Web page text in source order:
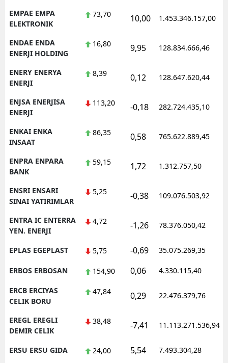
EMPAE EMPA
ELEKTRONIK
73,70 10,00 1.453.346.157,00
ENDAE ENDA
ENERJI HOLDING
16,80 9,95 128.834.666,46
ENERY ENERYA
ENERJI
8,39 0,12 128.647.620,44
ENJSA ENERJISA
ENERJI
113,20 -0,18 282.724.435,10
ENKAI ENKA
INSAAT
86,35 0,58 765.622.889,45
ENPRA ENPARA
BANK
59,15 1,72 1.312.757,50
ENSRI ENSARI
SINAI YATIRIMLAR
5,25 -0,38 109.076.503,92
ENTRA IC ENTERRA
YEN. ENERJI
4,72 -1,26 78.376.050,42
EPLAS EGEPLAST 5,75 -0,69 35.075.269,35
ERBOS ERBOSAN 154,90 0,06 4.330.115,40
ERCB ERCIYAS
CELIK BORU
47,84 0,29 22.476.379,76
EREGL EREGLI
DEMIR CELIK
38,48 -7,41 11.113.271.536,94
ERSU ERSU GIDA 24,00 5,54 7.493.304,28